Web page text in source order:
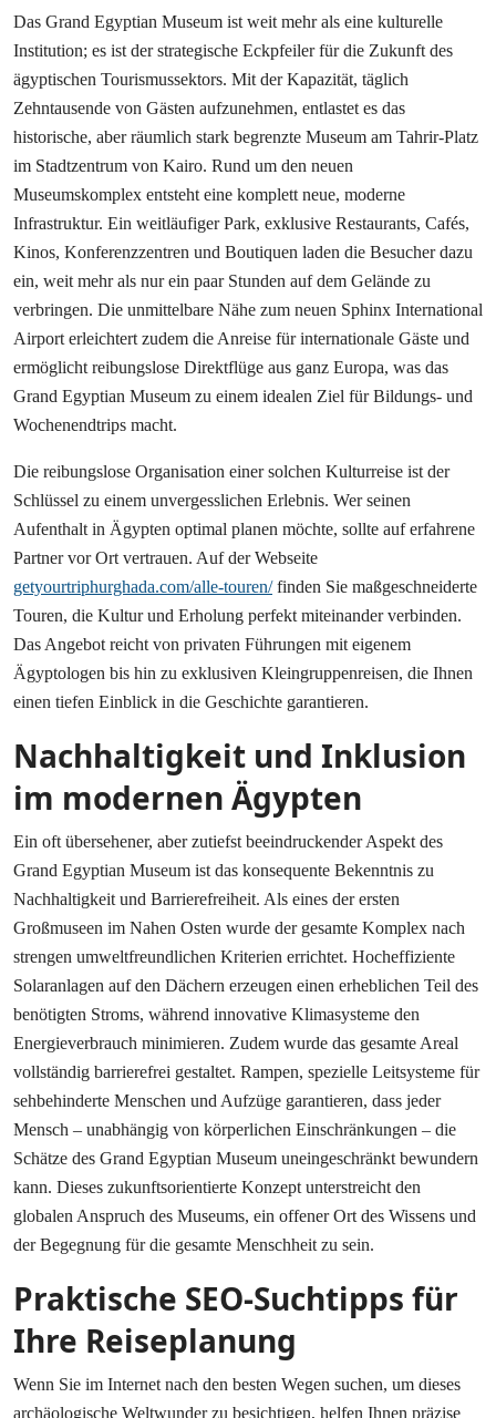
Das Grand Egyptian Museum ist weit mehr als eine kulturelle
Institution; es ist der strategische Eckpfeiler für die Zukunft des
ägyptischen Tourismussektors. Mit der Kapazität, täglich
Zehntausende von Gästen aufzunehmen, entlastet es das
historische, aber räumlich stark begrenzte Museum am Tahrir-Platz
im Stadtzentrum von Kairo. Rund um den neuen
Museumskomplex entsteht eine komplett neue, moderne
Infrastruktur. Ein weitläufiger Park, exklusive Restaurants, Cafés,
Kinos, Konferenzzentren und Boutiquen laden die Besucher dazu
ein, weit mehr als nur ein paar Stunden auf dem Gelände zu
verbringen. Die unmittelbare Nähe zum neuen Sphinx International
Airport erleichtert zudem die Anreise für internationale Gäste und
ermöglicht reibungslose Direktflüge aus ganz Europa, was das
Grand Egyptian Museum zu einem idealen Ziel für Bildungs- und
Wochenendtrips macht.
Die reibungslose Organisation einer solchen Kulturreise ist der
Schlüssel zu einem unvergesslichen Erlebnis. Wer seinen
Aufenthalt in Ägypten optimal planen möchte, sollte auf erfahrene
Partner vor Ort vertrauen. Auf der Webseite
getyourtriphurghada.com/alle-touren/finden Sie maßgeschneiderte
Touren, die Kultur und Erholung perfekt miteinander verbinden.
Das Angebot reicht von privaten Führungen mit eigenem
Ägyptologen bis hin zu exklusiven Kleingruppenreisen, die Ihnen
einen tiefen Einblick in die Geschichte garantieren.
Nachhaltigkeit und Inklusion
im modernen Ägypten
Ein oft übersehener, aber zutiefst beeindruckender Aspekt des
Grand Egyptian Museum ist das konsequente Bekenntnis zu
Nachhaltigkeit und Barrierefreiheit. Als eines der ersten
Großmuseen im Nahen Osten wurde der gesamte Komplex nach
strengen umweltfreundlichen Kriterien errichtet. Hocheffiziente
Solaranlagen auf den Dächern erzeugen einen erheblichen Teil des
benötigten Stroms, während innovative Klimasysteme den
Energieverbrauch minimieren. Zudem wurde das gesamte Areal
vollständig barrierefrei gestaltet. Rampen, spezielle Leitsysteme für
sehbehinderte Menschen und Aufzüge garantieren, dass jeder
Mensch – unabhängig von körperlichen Einschränkungen – die
Schätze des Grand Egyptian Museum uneingeschränkt bewundern
kann. Dieses zukunftsorientierte Konzept unterstreicht den
globalen Anspruch des Museums, ein offener Ort des Wissens und
der Begegnung für die gesamte Menschheit zu sein.
Praktische SEO-Suchtipps für
Ihre Reiseplanung
Wenn Sie im Internet nach den besten Wegen suchen, um dieses
archäologische Weltwunder zu besichtigen, helfen Ihnen präzise